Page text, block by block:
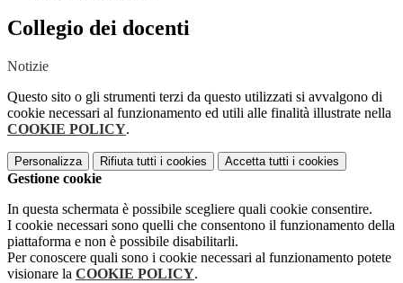
Collegio dei docenti
Notizie
Questo sito o gli strumenti terzi da questo utilizzati si avvalgono di
cookie necessari al funzionamento ed utili alle finalità illustrate nella
COOKIE POLICY.
Personalizza Rifiuta tutti i cookies Accetta tutti i cookies
Gestione cookie
In questa schermata è possibile scegliere quali cookie consentire.
I cookie necessari sono quelli che consentono il funzionamento della
piattaforma e non è possibile disabilitarli.
Per conoscere quali sono i cookie necessari al funzionamento potete
visionare la COOKIE POLICY.